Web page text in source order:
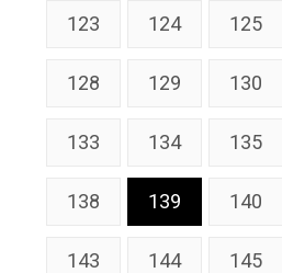
123 124 125
128 129 130
133 134 135
138 139 140
143 144 145